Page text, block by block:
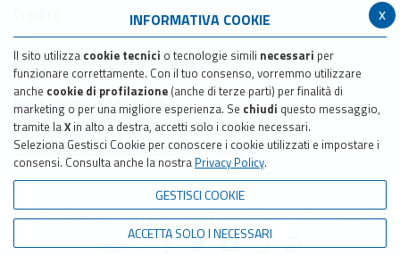
x
INFORMATIVA COOKIE
Il sito utilizza cookie tecnici o tecnologie simili necessari per
funzionare correttamente. Con il tuo consenso, vorremmo utilizzare
anche cookie di profilazione (anche di terze parti) per finalità di
marketing o per una migliore esperienza. Se chiudi questo messaggio,
tramite laX in alto a destra, accetti solo i cookie necessari.
Seleziona Gestisci Cookie per conoscere i cookie utilizzati e impostare i
consensi. Consulta anche la nostra Privacy Policy.
GESTISCI COOKIE
ACCETTA SOLO I NECESSARI
Dichiarazione di accessibilita'
Meccanismo di feedback
Pubblicazione obiettivi di accessibilita'
© 2024 Provincia di Agrigento - Tutti i diritti riservati
Seguici su: